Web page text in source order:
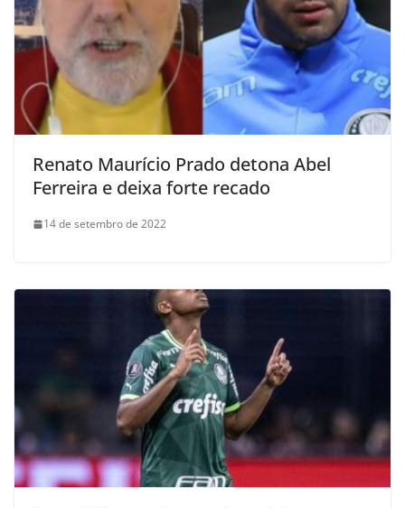
Renato Maurício Prado detona Abel
Ferreira e deixa forte recado
14 de setembro de 2022